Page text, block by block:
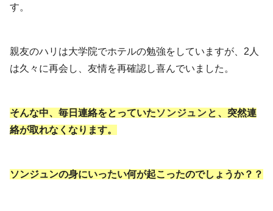
す。
親友のハリは大学院でホテルの勉強をしていますが、2人
は久々に再会し、友情を再確認し喜んでいました。
そんな中、毎日連絡をとっていたソンジュンと 、突然連
絡が取れなくなります。
ソンジュンの身にいったい何が起こったのでしょうか？？